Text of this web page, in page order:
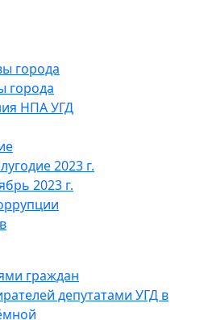
города
города
НПА УГД
2023 г.
2023 г.
граждан
депутатами УГД в